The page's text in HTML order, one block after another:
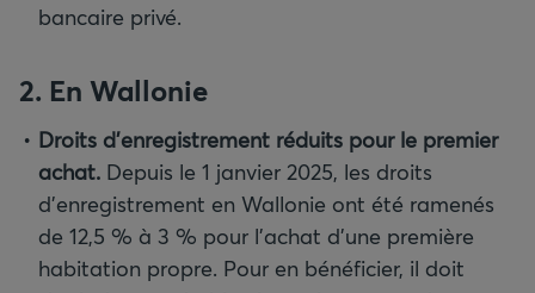
bancaire privé.
2. En Wallonie
Droits d’enregistrement réduits pour le premier
achat. Depuis le 1 janvier 2025, les droits
d’enregistrement en Wallonie ont été ramenés
de 12,5 % à 3 % pour l’achat d’une première
habitation propre. Pour en bénéficier, il doit